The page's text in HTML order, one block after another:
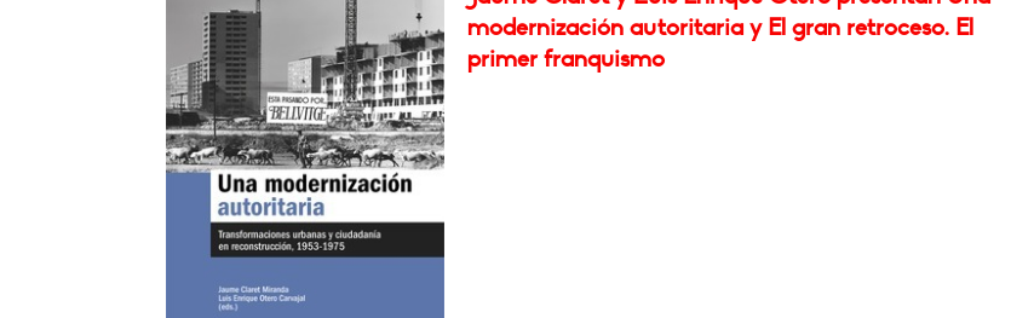
modernización autoritaria y El gran retroceso. El
primer franquismo